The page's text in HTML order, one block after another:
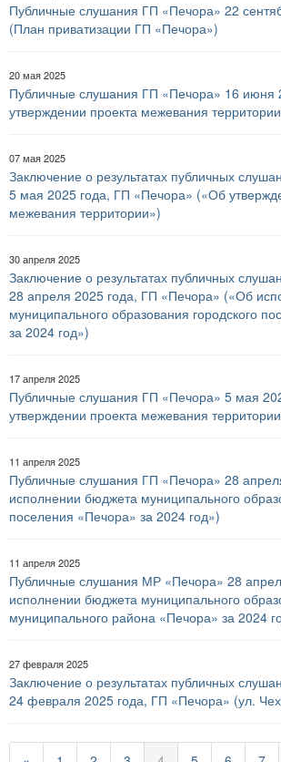
Публичные слушания ГП «Печора» 22
(План приватизации ГП «Печора»)
20 мая 2025
Публичные слушания ГП «Печора» 16 июня
утверждении проекта межевания
07 мая 2025
Заключение о результатах публичных
5 мая 2025 года, ГП «Печора» («Об
межевания территории»)
30 апреля 2025
Заключение о результатах публичных
28 апреля 2025 года, ГП «Печора» («Об
муниципального образования городского
за 2024 год»)
17 апреля 2025
Публичные слушания ГП «Печора» 5 мая
утверждении проекта межевания
11 апреля 2025
Публичные слушания ГП «Печора» 28
исполнении бюджета муниципального
поселения «Печора» за 2024 год»)
11 апреля 2025
Публичные слушания МР «Печора» 28
исполнении бюджета муниципального
муниципального района «Печора» за 2024
27 февраля 2025
Заключение о результатах публичных
24 февраля 2025 года, ГП «Печора» (ул.